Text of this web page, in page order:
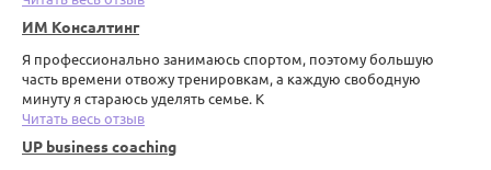
ИМ Консалтинг
Я профессионально занимаюсь спортом, поэтому большую
часть времени отвожу тренировкам, а каждую свободную
минуту я стараюсь уделять семье. К
Читать весь отзыв
UP business coaching